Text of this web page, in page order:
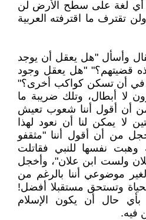
أي لغة على سطح الأرض لن
تقترف ما اقترفته العربية
وأسأل "هل يعقل أن يوجد
في القن 21 هذه قضيتهم؟" "هل يعقل وجود
في أن تسكن كواكب أخرى؟"
لا أبطال، وتلك ضريبة ما
أن أقول أننا شعوب تعيش
لا يمكن لنا أن نعود لهذا
من أن أقول أننا "مثقفو
نفسها للنبي فقاتلت
ولست ابن علان"، وأخجل
موضوعي أننا بالرغم من
وتستحق مستقبلا أفضل!
بأي حال أن يكون الإسلام
فيه.